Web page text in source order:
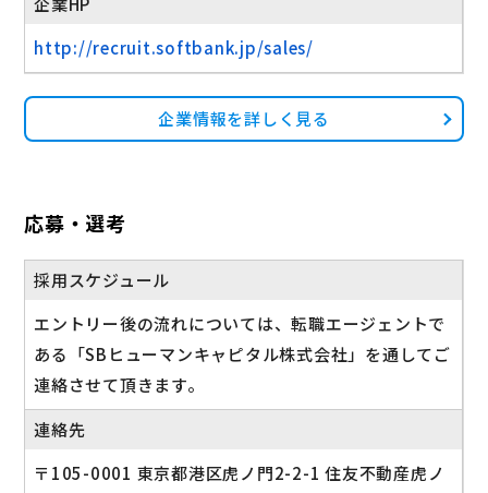
http://recruit.softbank.jp/sales/
企業情報を詳しく見る
応募・選考
採用スケジュール
エントリー後の流れについては、転職エージェントで
ある「SBヒューマンキャピタル株式会社」を通してご
連絡させて頂きます。
連絡先
〒105-0001 東京都港区虎ノ門2-2-1 住友不動産虎ノ